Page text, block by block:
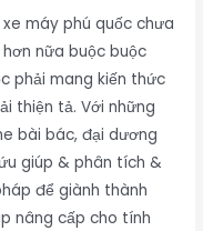
máy phú quốc chưa
nữa buộc buộc
phải mang kiến thức
thiện tả. Với những
bài bác, đại dương
giúp & phân tích &
để giành thành
nâng cấp cho tính